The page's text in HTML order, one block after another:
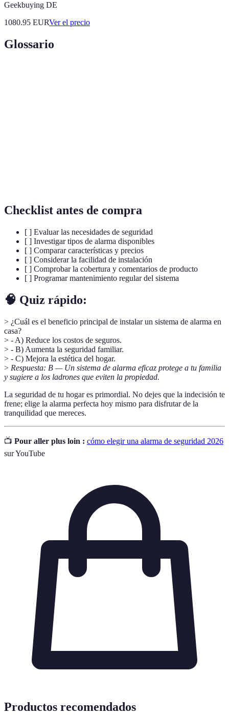
Geekbuying DE
1080.95 EURVer el precio
Glossario
Checklist antes de compra
[ ] Evaluar las necesidades de seguridad
[ ] Investigar tipos de alarma disponibles
[ ] Comparar características y precios
[ ] Considerar la facilidad de instalación
[ ] Comprobar la cobertura y comentarios de producto
[ ] Programar mantenimiento regular del sistema
🧠 Quiz rápido:
> ¿Cuál es el beneficio principal de instalar un sistema de alarma en
casa?
> - A) Reduce los costos de seguros.
> - B) Aumenta la seguridad familiar.
> - C) Mejora la estética del hogar.
> Respuesta: B — Un sistema de alarma eficaz protege a tu familia
y sugiere a los ladrones que eviten la propiedad.
La seguridad de tu hogar es primordial. No dejes que la indecisión te
frene; elige la alarma perfecta hoy mismo para disfrutar de la
tranquilidad que mereces.
📺 Pour aller plus loin : cómo elegir una alarma de seguridad 2026
sur YouTube
Productos recomendados